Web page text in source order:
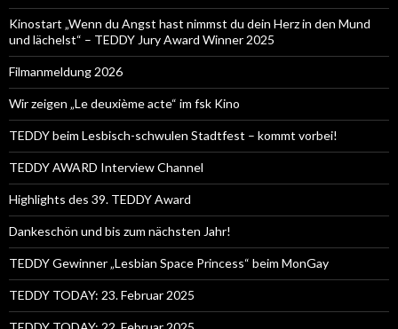
Kinostart „Wenn du Angst hast nimmst du dein Herz in den Mund
und lächelst“ – TEDDY Jury Award Winner 2025
Filmanmeldung 2026
Wir zeigen „Le deuxième acte“ im fsk Kino
TEDDY beim Lesbisch-schwulen Stadtfest – kommt vorbei!
TEDDY AWARD Interview Channel
Highlights des 39. TEDDY Award
Dankeschön und bis zum nächsten Jahr!
TEDDY Gewinner „Lesbian Space Princess“ beim MonGay
TEDDY TODAY: 23. Februar 2025